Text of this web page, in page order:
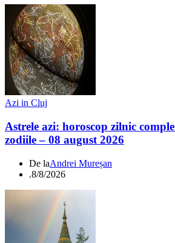
Azi in Cluj
Astrele azi: horoscop zilnic
zodiile – 08 august 2026
De laAndrei Mureșan
.8/8/2026